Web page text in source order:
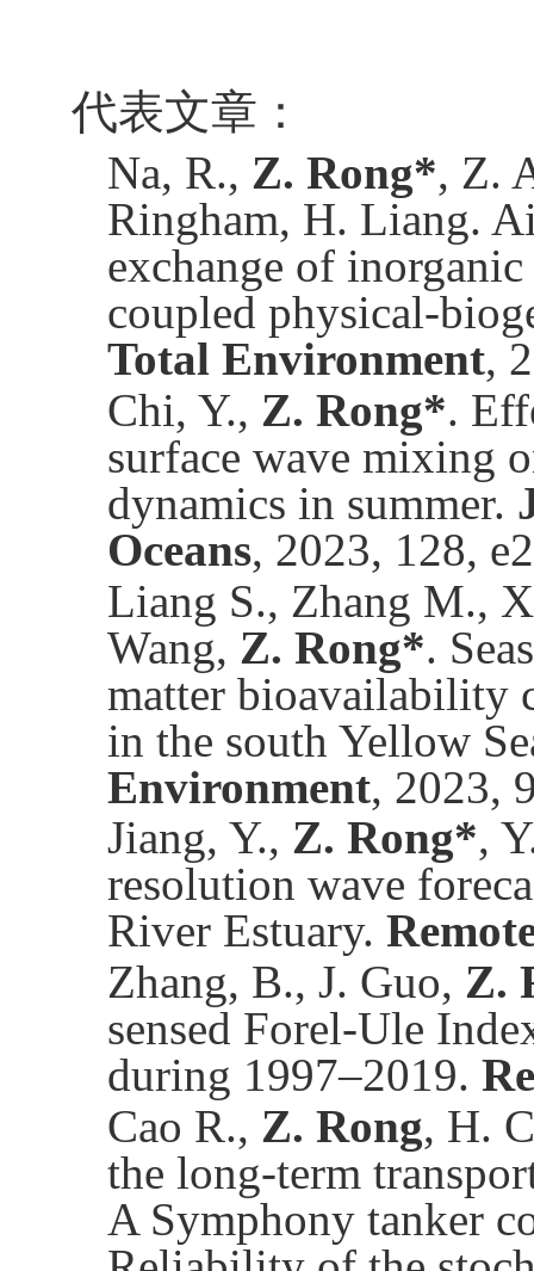
代表文章：
Na, R., Z. Rong*, Z.
Ringham, H. Liang.
exchange of
coupled physical-
Total Environment,
Chi, Y., Z. Rong*.
surface wave mixing
dynamics in summer.
Oceans, 2023, 128,
Liang S., Zhang M.,
Wang, Z. Rong*.
matter bioavailability
in the south Yellow
Environment, 2023,
Jiang, Y., Z. Rong*,
resolution wave
River Estuary.
Zhang, B., J. Guo, Z.
sensed Forel-Ule
during 1997–2019.
Cao R., Z. Rong, H.
the long-term
A Symphony tanker